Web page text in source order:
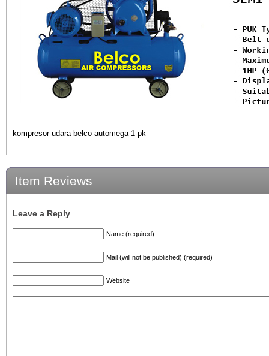
kompresor udara belco automega 1 pk
Item Reviews
Leave a Reply
Name (required)
Mail (will not be published) (required)
Website